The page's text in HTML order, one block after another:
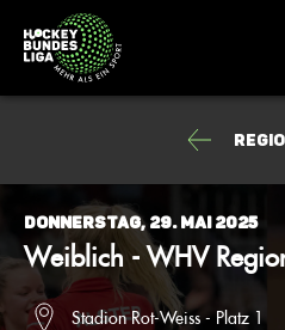
Donnerstag, 29. Mai 2025
Weiblich - WHV
Stadion Rot-Weiss - Platz 1